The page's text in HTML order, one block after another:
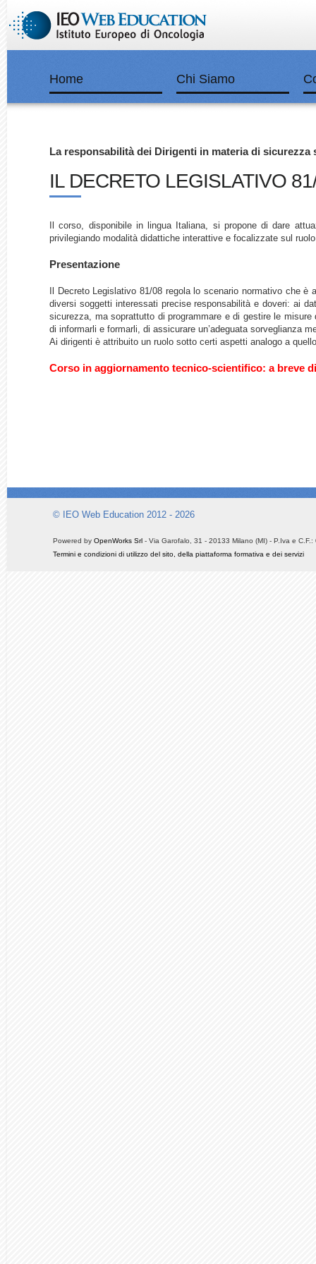
Home Chi Siamo
La responsabilità dei Dirigenti in materia di sicurezza
IL DECRETO LEGISLATIVO
Il corso, disponibile in lingua Italiana, si propone di dare
privilegiando modalità didattiche interattive e focalizzate sul
Presentazione
Il Decreto Legislativo 81/08 regola lo scenario normativo che
diversi soggetti interessati precise responsabilità e doveri: ai
sicurezza, ma soprattutto di programmare e di gestire le
di informarli e formarli, di assicurare un’adeguata sorveglianza
Ai dirigenti è attribuito un ruolo sotto certi aspetti analogo a
Corso in aggiornamento tecnico-scientifico: a breve
© IEO Web Education 2012 - 2026
Powered by OpenWorks Srl - Via Garofalo, 31 - 20133 Milano (MI) - P.Iva e
Termini e condizioni di utilizzo del sito, della piattaforma formativa e dei servizi